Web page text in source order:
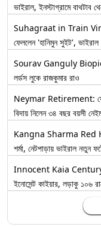
ভাইরাল, ইনস্টাগ্রামে বাথটাব
Suhagraat in Train Viral
ফেললেন 'হানিমুন সুইট', ভাইরাল
Sourav Ganguly Biopic:
লর্ডস লুকে রাজকুমার রাও
Neymar Retirement: যে
বিদায় নিলেন ৩৪ বছর বয়সী
Kangna Sharma Red Hot:
শর্মা, নেটপাড়ায় ভাইরাল নতুন
Innocent Kaia Century:
ইনোসেন্ট কাইয়ার, লড়াকু ১০৬